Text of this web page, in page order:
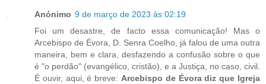
Anónimo 9 de março de 2023 às 02:19
Foi um desastre, de facto essa comunicação! Mas o
Arcebispo de Évora, D. Senra Coelho, já falou de uma outra
maneira, bem e clara, desfazendo a confusão sobre o que
é "o perdão" (evangélico, cristão), e a Justiça, no caso, civil.
É ouvir, aqui, é breve: Arcebispo de Évora diz que Igreja